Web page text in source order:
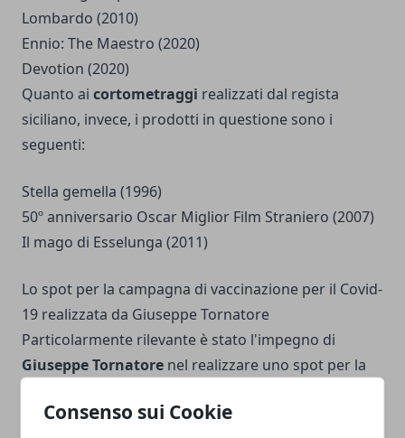
Consenso sui Cookie
Lombardo (2010)
Ennio: The Maestro (2020)
Devotion (2020)
Quanto ai cortometraggi realizzati dal regista
siciliano, invece, i prodotti in questione sono i
seguenti:
Stella gemella (1996)
50º anniversario Oscar Miglior Film Straniero (2007)
Il mago di Esselunga (2011)
Lo spot per la campagna di vaccinazione per il Covid-
19 realizzata da Giuseppe Tornatore
Particolarmente rilevante è stato l'impegno di
Giuseppe Tornatore nel realizzare uno spot per la
richiesta gli è stata avanzata dal commissario